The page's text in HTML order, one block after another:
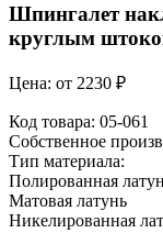
Шпингалет
круглым
Цена: от 2230 ₽
Код товара: 05-061
Собственное
Тип материала:
Полированная
Матовая латунь
Никелированная